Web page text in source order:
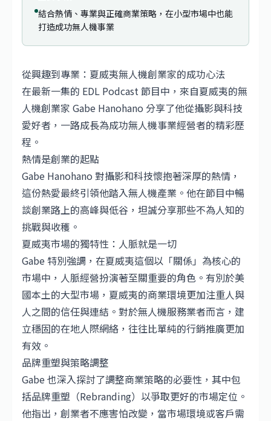
結合熱情、專業與正確商業策略，在小型市場中也能
打造成功無人機事業
從興趣到專業：夏威夷無人機創業家的成功心法
在最新一集的 EDL Podcast 節目中，來自夏威夷的無
人機創業家 Gabe Hanohano 分享了他從攝影與科技
愛好者，一路成長為成功無人機事業經營者的精彩歷
程。
熱情是創業的起點
Gabe Hanohano 對攝影和科技懷抱著深厚的熱情，
這份熱愛最終引領他踏入無人機產業。他在節目中暢
談創業路上的高峰與低谷，坦誠分享那些不為人知的
挑戰與收穫。
夏威夷市場的獨特性：人脈就是一切
Gabe 特別強調，在夏威夷這個以「關係」為核心的
市場中，人脈經營扮演著至關重要的角色。有別於美
國本土的大型市場，夏威夷的商業環境更加注重人與
人之間的信任與連結。對於無人機服務業者而言，建
立穩固的在地人際網絡，往往比單純的行銷推廣更加
有效。
品牌重塑與策略調整
Gabe 也深入探討了調整商業策略的必要性，其中包
括品牌重塑（Rebranding）以爭取更好的市場定位。
他指出，創業者不應害怕改變，當市場環境或客戶需